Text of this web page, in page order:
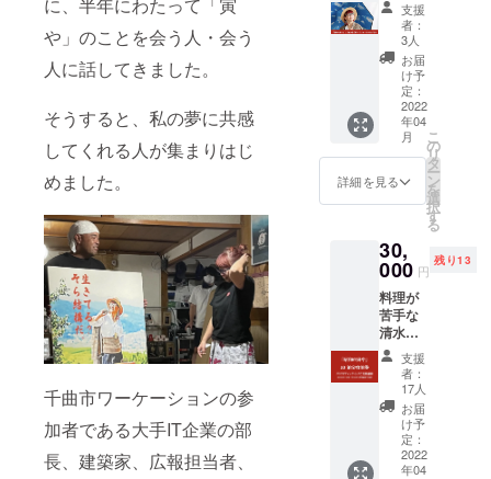
に、半年にわたって「寅
や」のことを会う人・会う
人に話してきました。
そうすると、私の夢に共感
してくれる人が集まりはじ
めました。
千曲市ワーケーションの参
加者である大手IT企業の部
長、建築家、広報担当者、
円）付
き ※宿
泊券の
有効期
限は発
行から
２年に
なりま
す。 ※
ンに交
通費は
ませ
ん。自
己負担
となり
ますの
でご了
承くだ
さい
ン以降
（４月
１７日
予
定）、
支援者
の方が
宿泊時
供いた
しま
手な清
水則子
がつく
る気ま
ぐれお
つまみ
付き＆
清水則
子の人
生相談
付きの
「昭和
の寅
やコ
ミュニ
ティス
ペース
★開催
時間：
夕食１
８時
頃〜 ★
間：約
２時間
加者に
関して
は、当
日にご
相談さ
せてい
ただい
た上で
決定い
たしま
す。 ※
宴会費
用に関
(WWD)
」にて
利用で
きる
「温泉
MaaSチ
ケット
（６枚
分：
3,000円
相
しま
す。 ※
千曲市
での
「ワー
ケー
ショ
ン・
ウェル
カムデ
イズ
(WWD)
」開催
をした
り、ア
イスク
リーム
を食べ
たり、
千曲市
のため
に活動
されて
回開催
され
やでの
884（は
やし）
コン
サート
にご招
待いた
しま
す。 ※
昭和の
くる気
まぐれ
おつま
み付き
＆清水
則子の
人生相
談付き
の「昭
和の寅
や」特
（１泊
3,800
円）＆
好きな
だけリ
フォー
ムのお
手伝い
ができ
る権利
をご提
供しま
す。 限
られた
支援
者：
3人
お届
け予
定：
2022
年04
月
詳細を見る
こ
の
リ
タ
ー
ン
を
選
択
す
る
30,
000 円
残り13
料理が
苦手な
清水則
子がつ
くる気
まぐれ
おつま
み付き
＆清水
則子の
人生相
支援
者：
17人
お届
け予
定：
2022
年04